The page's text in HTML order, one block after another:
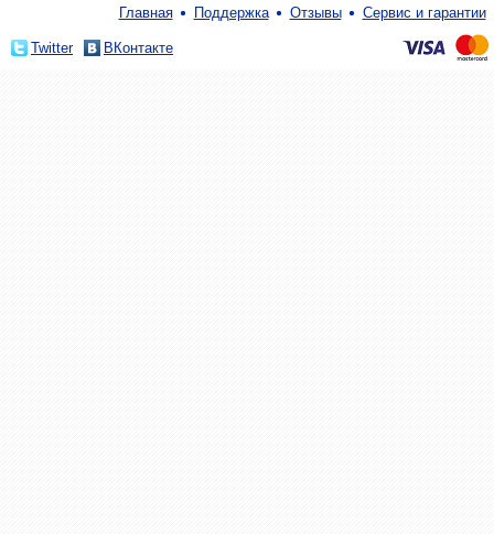
Главная Поддержка Отзывы Сервис и гарантии
Twitter ВКонтакте